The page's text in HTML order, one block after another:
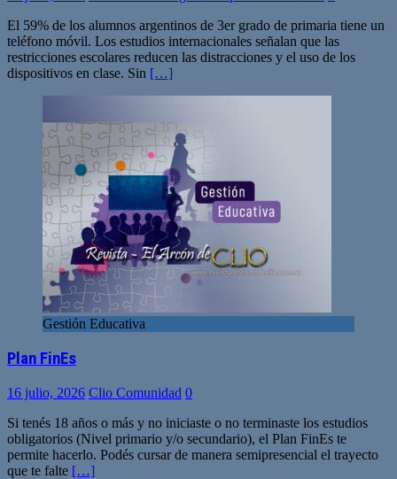
El 59% de los alumnos argentinos de 3er grado de primaria tiene un
teléfono móvil. Los estudios internacionales señalan que las
restricciones escolares reducen las distracciones y el uso de los
dispositivos en clase. Sin […]
Gestión Educativa
Plan FinEs
16 julio, 2026 Clio Comunidad 0
Si tenés 18 años o más y no iniciaste o no terminaste los estudios
obligatorios (Nivel primario y/o secundario), el Plan FinEs te
permite hacerlo. Podés cursar de manera semipresencial el trayecto
que te falte […]